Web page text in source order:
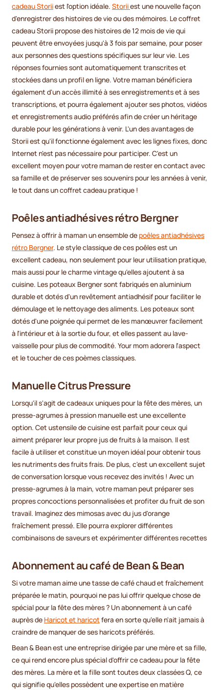
cadeau Storiiest l'option idéale. Storiiest une nouvelle façon
d'enregistrer des histoires de vie ou des mémoires. Le coffret
cadeau Storii propose des histoires de 12 mois de vie qui
peuvent être envoyées jusqu'à 3 fois par semaine, pour poser
aux personnes des questions spécifiques sur leur vie. Les
réponses fournies sont automatiquement transcrites et
stockées dans un profil en ligne. Votre maman bénéficiera
également d'un accès illimité à ses enregistrements et à ses
transcriptions, et pourra également ajouter ses photos, vidéos
et enregistrements audio préférés afin de créer un héritage
durable pour les générations à venir. L'un des avantages de
Storii est qu'il fonctionne également avec les lignes fixes, donc
Internet n'est pas nécessaire pour participer. C'est un
excellent moyen pour votre maman de rester en contact avec
sa famille et de préserver ses souvenirs pour les années à venir,
le tout dans un coffret cadeau pratique !
Poêles antiadhésives rétro Bergner
Pensez à offrir à maman un ensemble de poêles antiadhésives
rétro Bergner. Le style classique de ces poêles est un
excellent cadeau, non seulement pour leur utilisation pratique,
mais aussi pour le charme vintage qu'elles ajoutent à sa
cuisine. Les poteaux Bergner sont fabriqués en aluminium
durable et dotés d'un revêtement antiadhésif pour faciliter le
démoulage et le nettoyage des aliments. Les poteaux sont
dotés d'une poignée qui permet de les manœuvrer facilement
à l'intérieur et à la sortie du four, et elles passent au lave-
vaisselle pour plus de commodité. Your mom adorera l'aspect
et le toucher de ces poèmes classiques.
Manuelle Citrus Pressure
Lorsqu'il s'agit de cadeaux uniques pour la fête des mères, un
presse-agrumes à pression manuelle est une excellente
option. Cet ustensile de cuisine est parfait pour ceux qui
aiment préparer leur propre jus de fruits à la maison. Il est
facile à utiliser et constitue un moyen idéal pour obtenir tous
les nutriments des fruits frais. De plus, c'est un excellent sujet
de conversation lorsque vous recevez des invités ! Avec un
presse-agrumes à la main, votre maman peut préparer ses
propres concoctions personnalisées et profiter du fruit de son
travail. Imaginez des mimosas avec du jus d'orange
fraîchement pressé. Elle pourra explorer différentes
combinaisons de saveurs et expérimenter différentes recettes
Abonnement au café de Bean & Bean
Si votre maman aime une tasse de café chaud et fraîchement
préparée le matin, pourquoi ne pas lui offrir quelque chose de
spécial pour la fête des mères ? Un abonnement à un café
auprès de Haricot et haricotfera en sorte qu'elle n'ait jamais à
craindre de manquer de ses haricots préférés.
Bean & Bean est une entreprise dirigée par une mère et sa fille,
ce qui rend encore plus spécial d'offrir ce cadeau pour la fête
des mères. La mère et la fille sont toutes deux classées Q, ce
qui signifie qu'elles possèdent une expertise en matière